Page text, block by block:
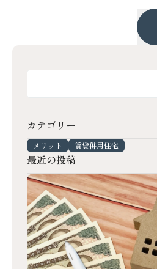
カテゴリー
メリット 賃貸併用住宅
最近の投稿